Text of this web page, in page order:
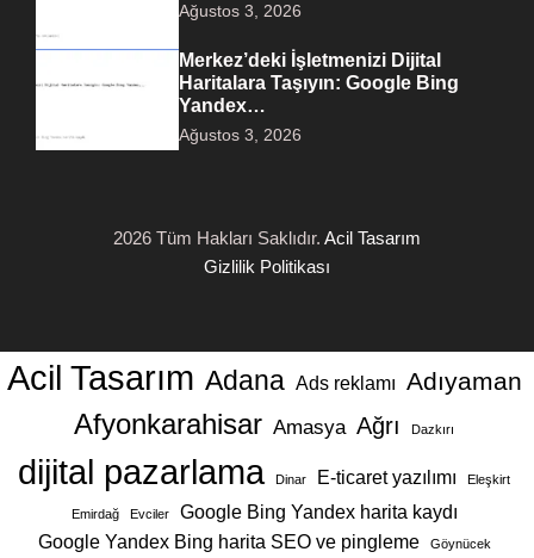
Ağustos 3, 2026
Merkez’deki İşletmenizi Dijital
Haritalara Taşıyın: Google Bing
Yandex…
Ağustos 3, 2026
2026 Tüm Hakları Saklıdır. Acil Tasarım
Gizlilik Politikası
Acil Tasarım Adana Ads reklamı Adıyaman
Afyonkarahisar Amasya Ağrı Dazkırı
dijital pazarlama Dinar E-ticaret yazılımı Eleşkirt
Emirdağ Evciler
Google Bing Yandex harita kaydı
Google Yandex Bing harita SEO ve pingleme
Göynücek